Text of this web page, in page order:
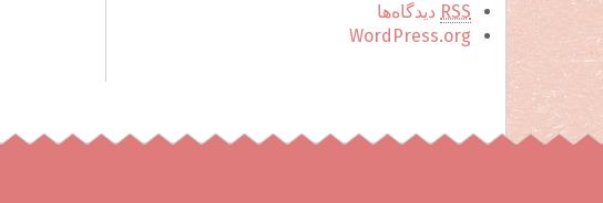
RSS دیدگاه‌ها
WordPress.org